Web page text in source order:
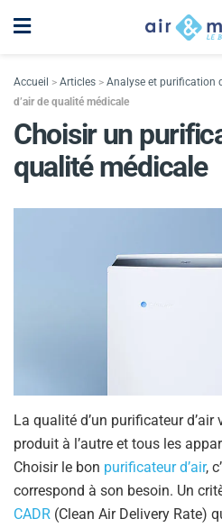
Accueil > Articles > Analyse et purification
d’air de qualité médicale
Choisir un
qualité médicale
La qualité d’un purificateur d’air
produit à l’autre et tous les
Choisir le bon purificateur d’air,
correspond à son besoin. Un
CADR (Clean Air Delivery Rate)